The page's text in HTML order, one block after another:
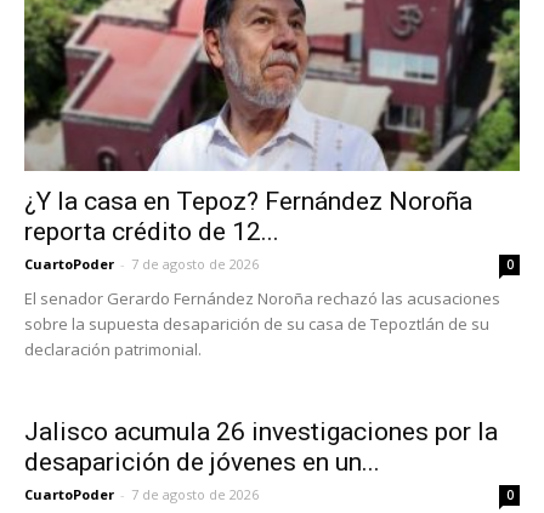
¿Y la casa en Tepoz? Fernández Noroña
reporta crédito de 12...
CuartoPoder - 7 de agosto de 2026 0
El senador Gerardo Fernández Noroña rechazó las acusaciones
sobre la supuesta desaparición de su casa de Tepoztlán de su
declaración patrimonial.
Jalisco acumula 26 investigaciones por la
desaparición de jóvenes en un...
CuartoPoder - 7 de agosto de 2026 0